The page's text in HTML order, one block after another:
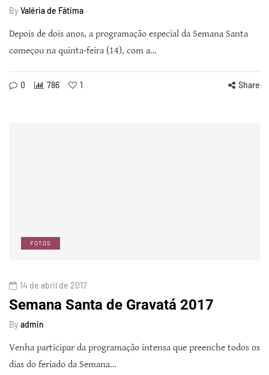
By Valéria de Fátima
Depois de dois anos, a programação especial da Semana Santa
começou na quinta-feira (14), com a…
0 786 1 Share
FOTOS
14 de abril de 2017
Semana Santa de Gravatá 2017
By admin
Venha participar da programação intensa que preenche todos os
dias do feriado da Semana…